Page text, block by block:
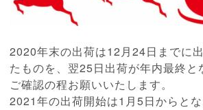
2020年末の出荷は12月24日までに
たものを、翌25日出荷が年内最終と
ご確認の程お願いいたします。
2021年の出荷開始は1月5日からとな